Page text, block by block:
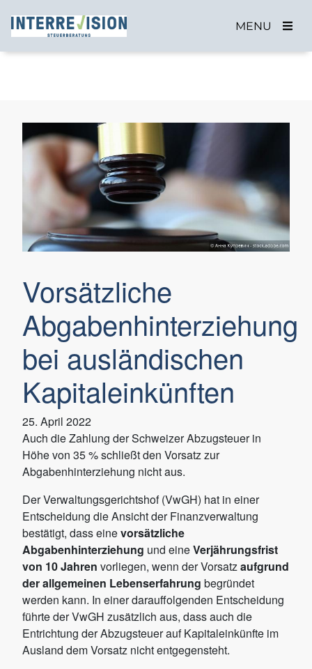
MENU
Vorsätzliche
Abgabenhinterziehung
bei ausländischen
Kapitaleinkünften
25. April 2022
Auch die Zahlung der Schweizer Abzugsteuer in
Höhe von 35 % schließt den Vorsatz zur
Abgabenhinterziehung nicht aus.
Der Verwaltungsgerichtshof (VwGH) hat in einer
Entscheidung die Ansicht der Finanzverwaltung
bestätigt, dass einevorsätzliche
Abgabenhinterziehung und eineVerjährungsfrist
von 10 Jahren vorliegen, wenn der Vorsatzaufgrund
der allgemeinen Lebenserfahrung begründet
werden kann. In einer darauffolgenden Entscheidung
führte der VwGH zusätzlich aus, dass auch die
Entrichtung der Abzugsteuer auf Kapitaleinkünfte im
Ausland dem Vorsatz nicht entgegensteht.